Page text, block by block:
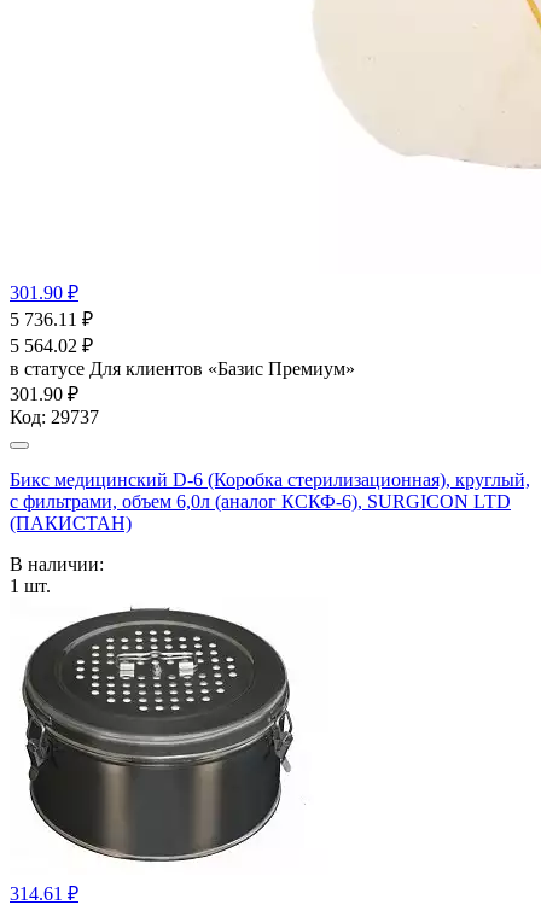
301.90 ₽
5 736.11 ₽
5 564.02 ₽
в статусе Для клиентов «Базис Премиум»
301.90 ₽
Код: 29737
Бикс медицинский D-6 (Коробка стерилизационная), круглый,
с фильтрами, объем 6,0л (аналог КСКФ-6), SURGICON LTD
(ПАКИСТАН)
В наличии:
1 шт.
314.61 ₽